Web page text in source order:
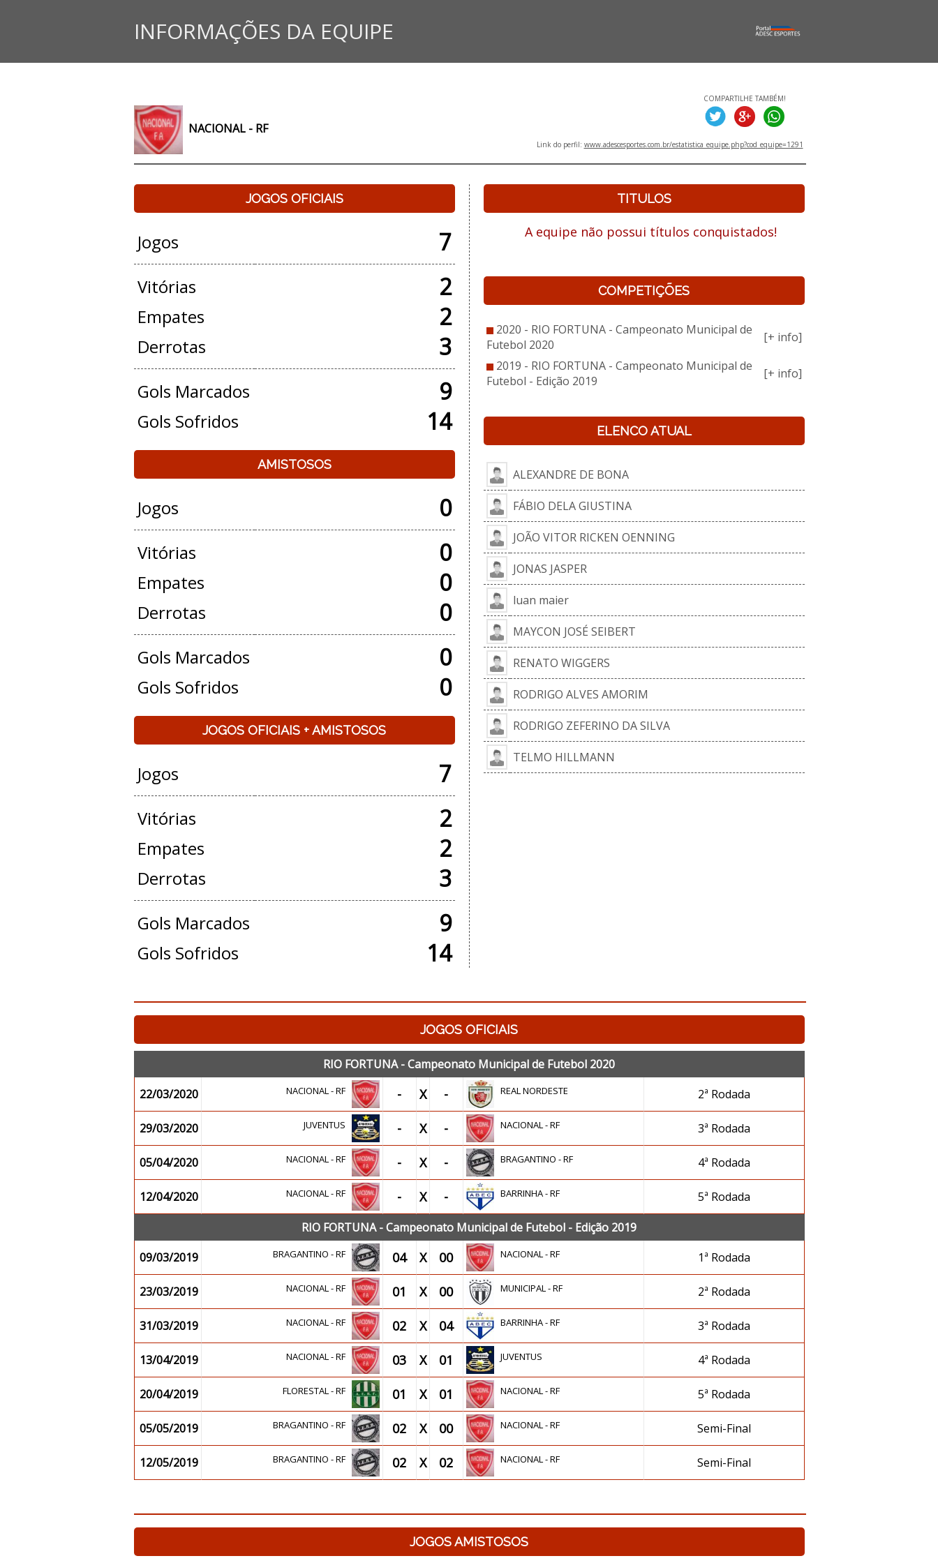
INFORMAÇÕES DA EQUIPE
NACIONAL - RF
COMPARTILHE TAMBÉM!
Link do perfil: www.adescesportes.com.br/estatistica_equipe.php?cod_equipe=1291
JOGOS OFICIAIS
Jogos 7
Vitórias 2
Empates 2
Derrotas 3
Gols Marcados 9
Gols Sofridos 14
AMISTOSOS
Jogos 0
Vitórias 0
Empates 0
Derrotas 0
Gols Marcados 0
Gols Sofridos 0
JOGOS OFICIAIS + AMISTOSOS
Jogos 7
Vitórias 2
Empates 2
Derrotas 3
Gols Marcados 9
Gols Sofridos 14
TITULOS
A equipe não possui títulos conquistados!
COMPETIÇÕES
2020 - RIO FORTUNA - Campeonato Municipal de
Futebol 2020
[+ info]
2019 - RIO FORTUNA - Campeonato Municipal de
Futebol - Edição 2019
[+ info]
ELENCO ATUAL
ALEXANDRE DE BONA
FÁBIO DELA GIUSTINA
JOÃO VITOR RICKEN OENNING
JONAS JASPER
luan maier
MAYCON JOSÉ SEIBERT
RENATO WIGGERS
RODRIGO ALVES AMORIM
RODRIGO ZEFERINO DA SILVA
TELMO HILLMANN
JOGOS OFICIAIS
RIO FORTUNA - Campeonato Municipal de Futebol 2020
22/03/2020
NACIONAL - RF - X - REAL NORDESTE 2ª Rodada
29/03/2020 JUVENTUS - X - NACIONAL - RF 3ª Rodada
05/04/2020 NACIONAL - RF - X - BRAGANTINO - RF 4ª Rodada
12/04/2020 NACIONAL - RF - X - BARRINHA - RF
5ª Rodada
RIO FORTUNA - Campeonato Municipal de Futebol - Edição 2019
09/03/2019
BRAGANTINO - RF 04 X 00 NACIONAL - RF 1ª Rodada
23/03/2019 NACIONAL - RF 01 X 00 MUNICIPAL - RF 2ª Rodada
31/03/2019 NACIONAL - RF 02 X 04 BARRINHA - RF 3ª Rodada
13/04/2019 NACIONAL - RF 03 X 01 JUVENTUS 4ª Rodada
20/04/2019 FLORESTAL - RF 01 X 01 NACIONAL - RF 5ª Rodada
05/05/2019 BRAGANTINO - RF 02 X 00 NACIONAL - RF Semi-Final
12/05/2019 BRAGANTINO - RF 02 X 02 NACIONAL - RF Semi-Final
JOGOS AMISTOSOS